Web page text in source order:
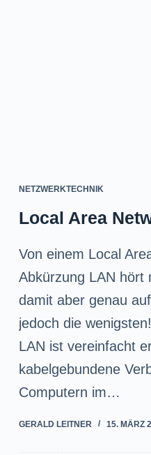
NETZWERKTECHNIK
Local Area
Von einem Local
Abkürzung LAN hört
damit aber genau
jedoch die
LAN ist vereinfacht
kabelgebundene
Computern im…
GERALD LEITNER 15. MÄRZ